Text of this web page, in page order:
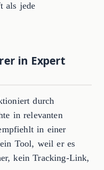
als jede
in Expert
durch
in relevanten
in einer
Tool, weil er es
kein Tracking-Link,